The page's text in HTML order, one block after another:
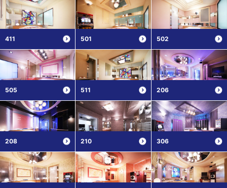
411 501 502
505 511 206
208 210 306